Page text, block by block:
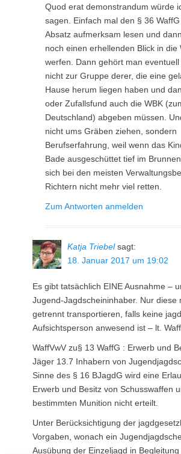
Quod erat demonstrandum würde
sagen. Einfach mal den § 36
Absatz aufmerksam lesen und
noch einen erhellenden Blick in die
werfen. Dann gehört man
nicht zur Gruppe derer, die eine
Hause herum liegen haben und
oder Zufallsfund auch die WBK
Deutschland) abgeben müssen.
nicht ums Gräben ziehen, sondern
Berufserfahrung, weil wenn das
Bade ausgeschüttet tief im
sich bei den meisten
Richtern nicht mehr viel retten.
Zum Antworten anmelden
Katja Triebel sagt:
18. Januar 2017 um 19:02
Es gibt tatsächlich EINE Ausnahme –
Jugend-Jagdscheininhaber. Nur diese
getrennt transportieren, falls keine
Aufsichtsperson anwesend ist – lt.
WaffVwV zu§ 13 WaffG : Erwerb und
Jäger 13.7 Inhabern von
Sinne des § 16 BJagdG wird eine
Erwerb und Besitz von Schusswaffen
bestimmten Munition nicht erteilt.
Unter Berücksichtigung der
Vorgaben, wonach ein
Ausübung der Einzeljagd in